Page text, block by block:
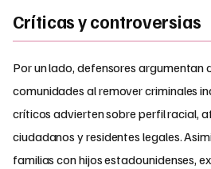
Críticas y controversias
Por un lado, defensores argumentan
comunidades al remover criminales
críticos advierten sobre perfil racial,
ciudadanos y residentes legales.
familias con hijos estadounidenses,